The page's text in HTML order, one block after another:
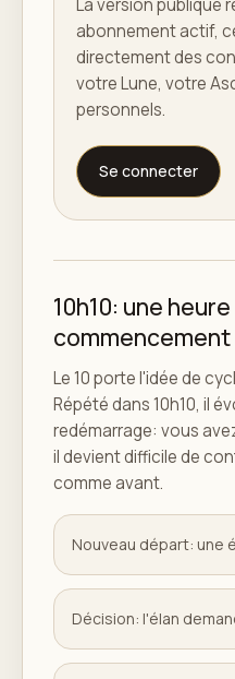
La version publique
abonnement actif,
directement des
votre Lune, votre
personnels.
Se connecter
10h10: une
commencement
Le 10 porte l'idée de
Répété dans 10h10, il
redémarrage: vous
il devient difficile de
comme avant.
Nouveau départ: une
Décision: l'élan